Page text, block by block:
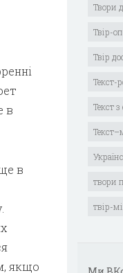
в
в
якщо
Твори
Твір-
Твір
Текст-
Текст
твори
твір-